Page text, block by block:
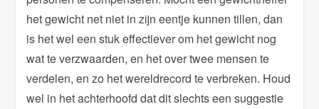
het gewicht net niet in zijn eentje kunnen tillen, dan
is het wel een stuk effectiever om het gewicht nog
wat te verzwaarden, en het over twee mensen te
verdelen, en zo het wereldrecord te verbreken. Houd
wel in het achterhoofd dat dit slechts een suggestie